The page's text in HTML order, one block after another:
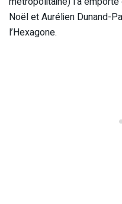
Noël et Aurélien Dunand-
l’Hexagone.